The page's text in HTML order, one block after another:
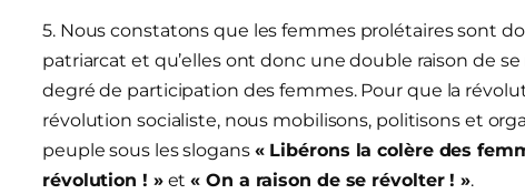
5. Nous constatons que les femmes prolétaires sont
patriarcat et qu’elles ont donc une double raison de
degré de participation des femmes. Pour que la
révolution socialiste, nous mobilisons, politisons et
peuple sous les slogans « Libérons la colère des
révolution ! »et« On a raison de se révolter ! ».